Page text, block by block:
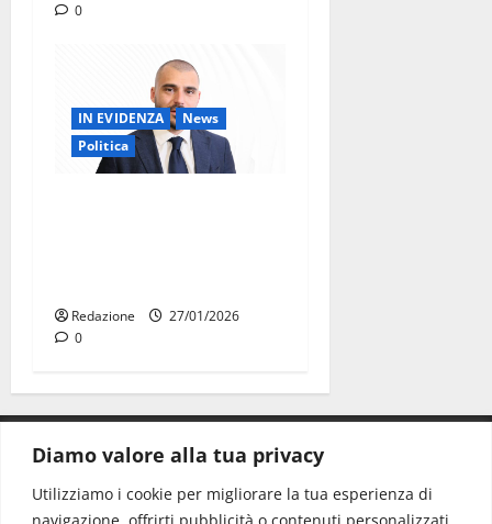
Diamo valore alla tua privacy
Utilizziamo i cookie per migliorare la tua esperienza di
navigazione, offrirti pubblicità o contenuti personalizzati
0
IN EVIDENZA
News
Politica
Redazione
27/01/2026
0
CONTATTI.